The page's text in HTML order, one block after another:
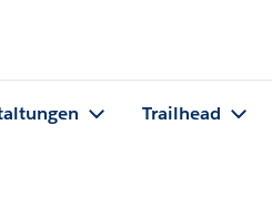
Trailhead